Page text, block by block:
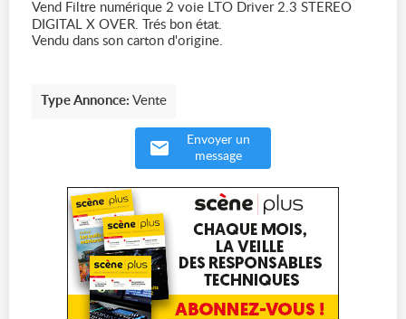
Vend Filtre numérique 2 voie LTO Driver 2.3 STEREO
DIGITAL X OVER. Trés bon état.
Vendu dans son carton d'origine.
Type Annonce: Vente
Envoyer un
message